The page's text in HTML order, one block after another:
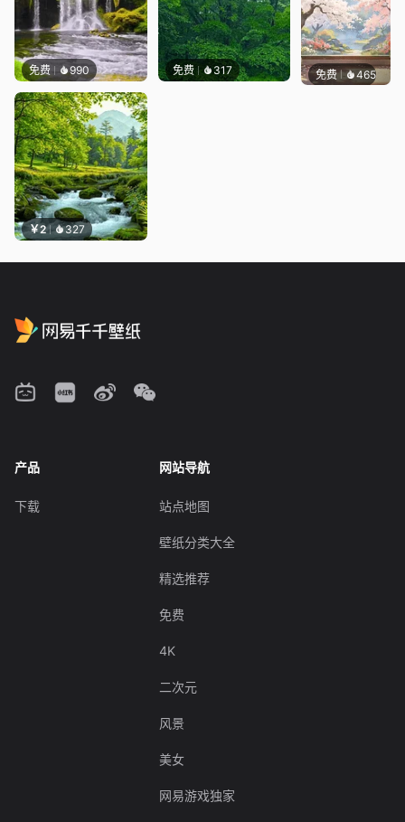
免费 990 免费 317
￥2 327
免费 465渔小小
产品
下载
网站导航
站点地图
壁纸分类大全
精选推荐
免费
4K
二次元
风景
美女
网易游戏独家